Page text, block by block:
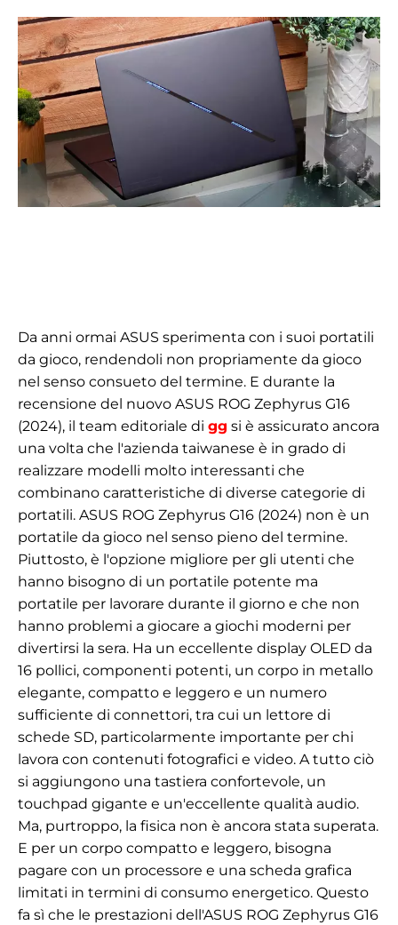
Da anni ormai ASUS sperimenta con i suoi portatili
da gioco, rendendoli non propriamente da gioco
nel senso consueto del termine. E durante la
recensione del nuovo ASUS ROG Zephyrus G16
(2024), il team editoriale di gg si è assicurato ancora
una volta che l'azienda taiwanese è in grado di
realizzare modelli molto interessanti che
combinano caratteristiche di diverse categorie di
portatili. ASUS ROG Zephyrus G16 (2024) non è un
portatile da gioco nel senso pieno del termine.
Piuttosto, è l'opzione migliore per gli utenti che
hanno bisogno di un portatile potente ma
portatile per lavorare durante il giorno e che non
hanno problemi a giocare a giochi moderni per
divertirsi la sera. Ha un eccellente display OLED da
16 pollici, componenti potenti, un corpo in metallo
elegante, compatto e leggero e un numero
sufficiente di connettori, tra cui un lettore di
schede SD, particolarmente importante per chi
lavora con contenuti fotografici e video. A tutto ciò
si aggiungono una tastiera confortevole, un
touchpad gigante e un'eccellente qualità audio.
Ma, purtroppo, la fisica non è ancora stata superata.
E per un corpo compatto e leggero, bisogna
pagare con un processore e una scheda grafica
limitati in termini di consumo energetico. Questo
fa sì che le prestazioni dell'ASUS ROG Zephyrus G16